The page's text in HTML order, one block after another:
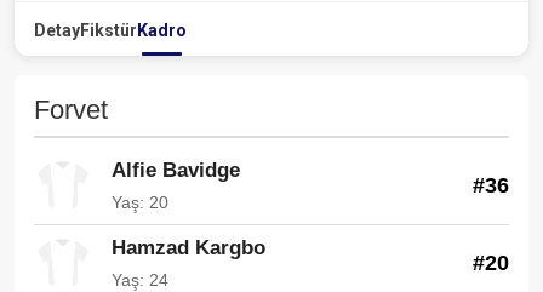
DetayFikstür Kadro
Forvet
Alfie Bavidge
Yaş: 20
#36
Hamzad Kargbo
Yaş: 24
#20